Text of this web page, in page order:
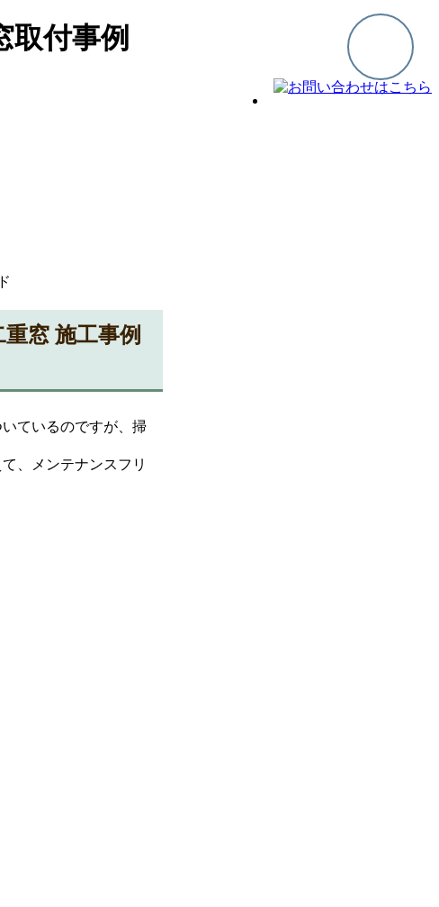
付事例
窓 施工事例
ているのですが、掃
、メンテナンスフリ